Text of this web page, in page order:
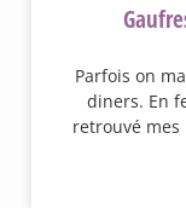
Parfois on
diners. En
retrouvé mes